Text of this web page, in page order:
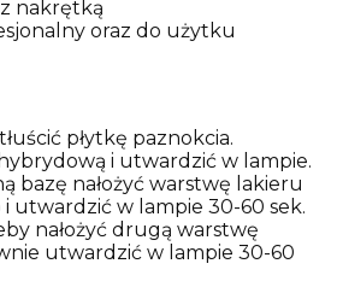
nakrętką
oraz do użytku
płytkę paznokcia.
i utwardzić w lampie.
bazę nałożyć warstwę lakieru
utwardzić w lampie 30-60 sek.
nałożyć drugą warstwę
utwardzić w lampie 30-60